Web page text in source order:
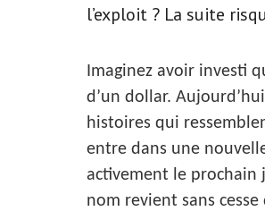
l’exploit ? La suite
Imaginez avoir investi
d’un dollar.
histoires qui
entre dans une
activement le prochain
nom revient sans